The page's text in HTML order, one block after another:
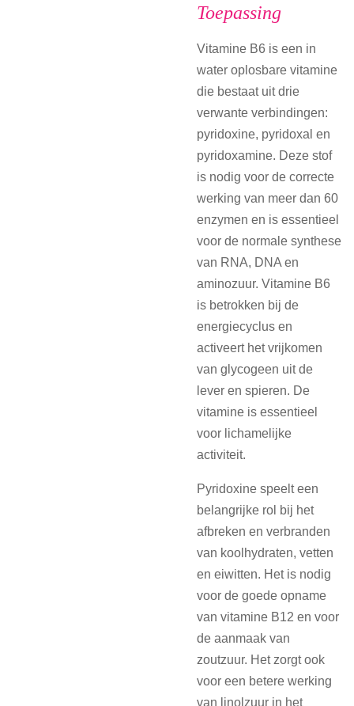
Toepassing
Vitamine B6 is een in
water oplosbare vitamine
die bestaat uit drie
verwante verbindingen:
pyridoxine, pyridoxal en
pyridoxamine. Deze stof
is nodig voor de correcte
werking van meer dan 60
enzymen en is essentieel
voor de normale synthese
van RNA, DNA en
aminozuur. Vitamine B6
is betrokken bij de
energiecyclus en
activeert het vrijkomen
van glycogeen uit de
lever en spieren. De
vitamine is essentieel
voor lichamelijke
activiteit.
Pyridoxine speelt een
belangrijke rol bij het
afbreken en verbranden
van koolhydraten, vetten
en eiwitten. Het is nodig
voor de goede opname
van vitamine B12 en voor
de aanmaak van
zoutzuur. Het zorgt ook
voor een betere werking
van linolzuur in het